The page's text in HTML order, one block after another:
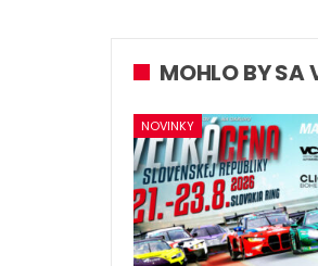
MOHLO BY SA
NOVINKY